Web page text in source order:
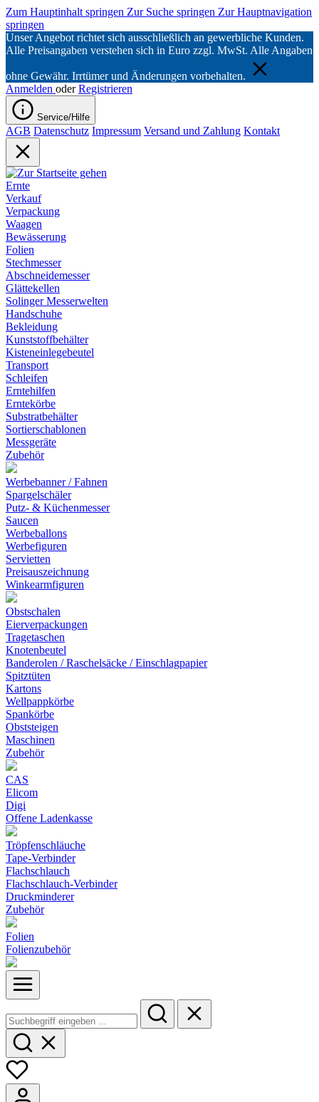
Zum Hauptinhalt springen Zur Suche springen Zur Hauptnavigation
springen
Unser Angebot richtet sich ausschließlich an gewerbliche Kunden.
Alle Preisangaben verstehen sich in Euro zzgl. MwSt. Alle Angaben
ohne Gewähr. Irrtümer und Änderungen vorbehalten.
Anmelden oder Registrieren
Service/Hilfe
AGB Datenschutz Impressum Versand und Zahlung Kontakt
Ernte
Verkauf
Verpackung
Waagen
Bewässerung
Folien
Stechmesser
Abschneidemesser
Glättekellen
Solinger Messerwelten
Handschuhe
Bekleidung
Kunststoffbehälter
Kisteneinlegebeutel
Transport
Schleifen
Erntehilfen
Erntekörbe
Substratbehälter
Sortierschablonen
Messgeräte
Zubehör
Werbebanner / Fahnen
Spargelschäler
Putz- & Küchenmesser
Saucen
Werbeballons
Werbefiguren
Servietten
Preisauszeichnung
Winkearmfiguren
Obstschalen
Eierverpackungen
Tragetaschen
Knotenbeutel
Banderolen / Raschelsäcke / Einschlagpapier
Spitztüten
Kartons
Wellpappkörbe
Spankörbe
Obststeigen
Maschinen
Zubehör
CAS
Elicom
Digi
Offene Ladenkasse
Tröpfenschläuche
Tape-Verbinder
Flachschlauch
Flachschlauch-Verbinder
Druckminderer
Zubehör
Folien
Folienzubehör